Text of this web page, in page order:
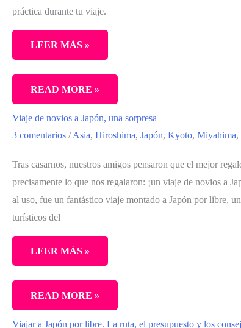
CUESTA
VIAJE
A
JAPÓN
práctica durante tu viaje.
LEER MÁS »
JAPÓN
PARA
DUMMIES
READ MORE »
Viaje de novios a Japón, una sorpresa
3 comentarios /Asia, Hiroshima, Japón, Kyoto, Miyahima,
Tras casarnos, nuestros amigos pensaron que el mejor
precisamente lo que nos regalaron: ¡un viaje de novios a
al uso, fue un fantástico viaje montado a Japón por libre,
turísticos del
LEER MÁS »
VIAJE
DE
READ MORE »
Viajar a Japón por libre. La ruta, el presupuesto y los